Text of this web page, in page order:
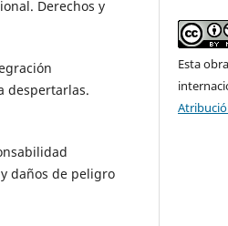
Derechos y
despertarlas.
daños de peligro
Esta